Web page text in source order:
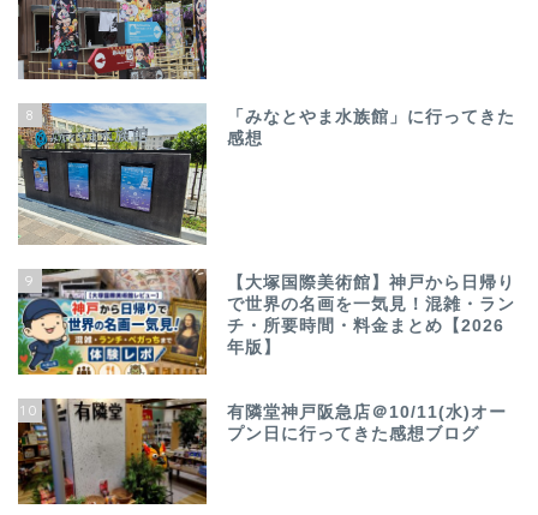
8
「みなとやま水族館」に行ってきた
感想
9
【大塚国際美術館】神戸から日帰り
で世界の名画を一気見！混雑・ラン
チ・所要時間・料金まとめ【2026
年版】
10
有隣堂神戸阪急店＠10/11(水)オー
プン日に行ってきた感想ブログ